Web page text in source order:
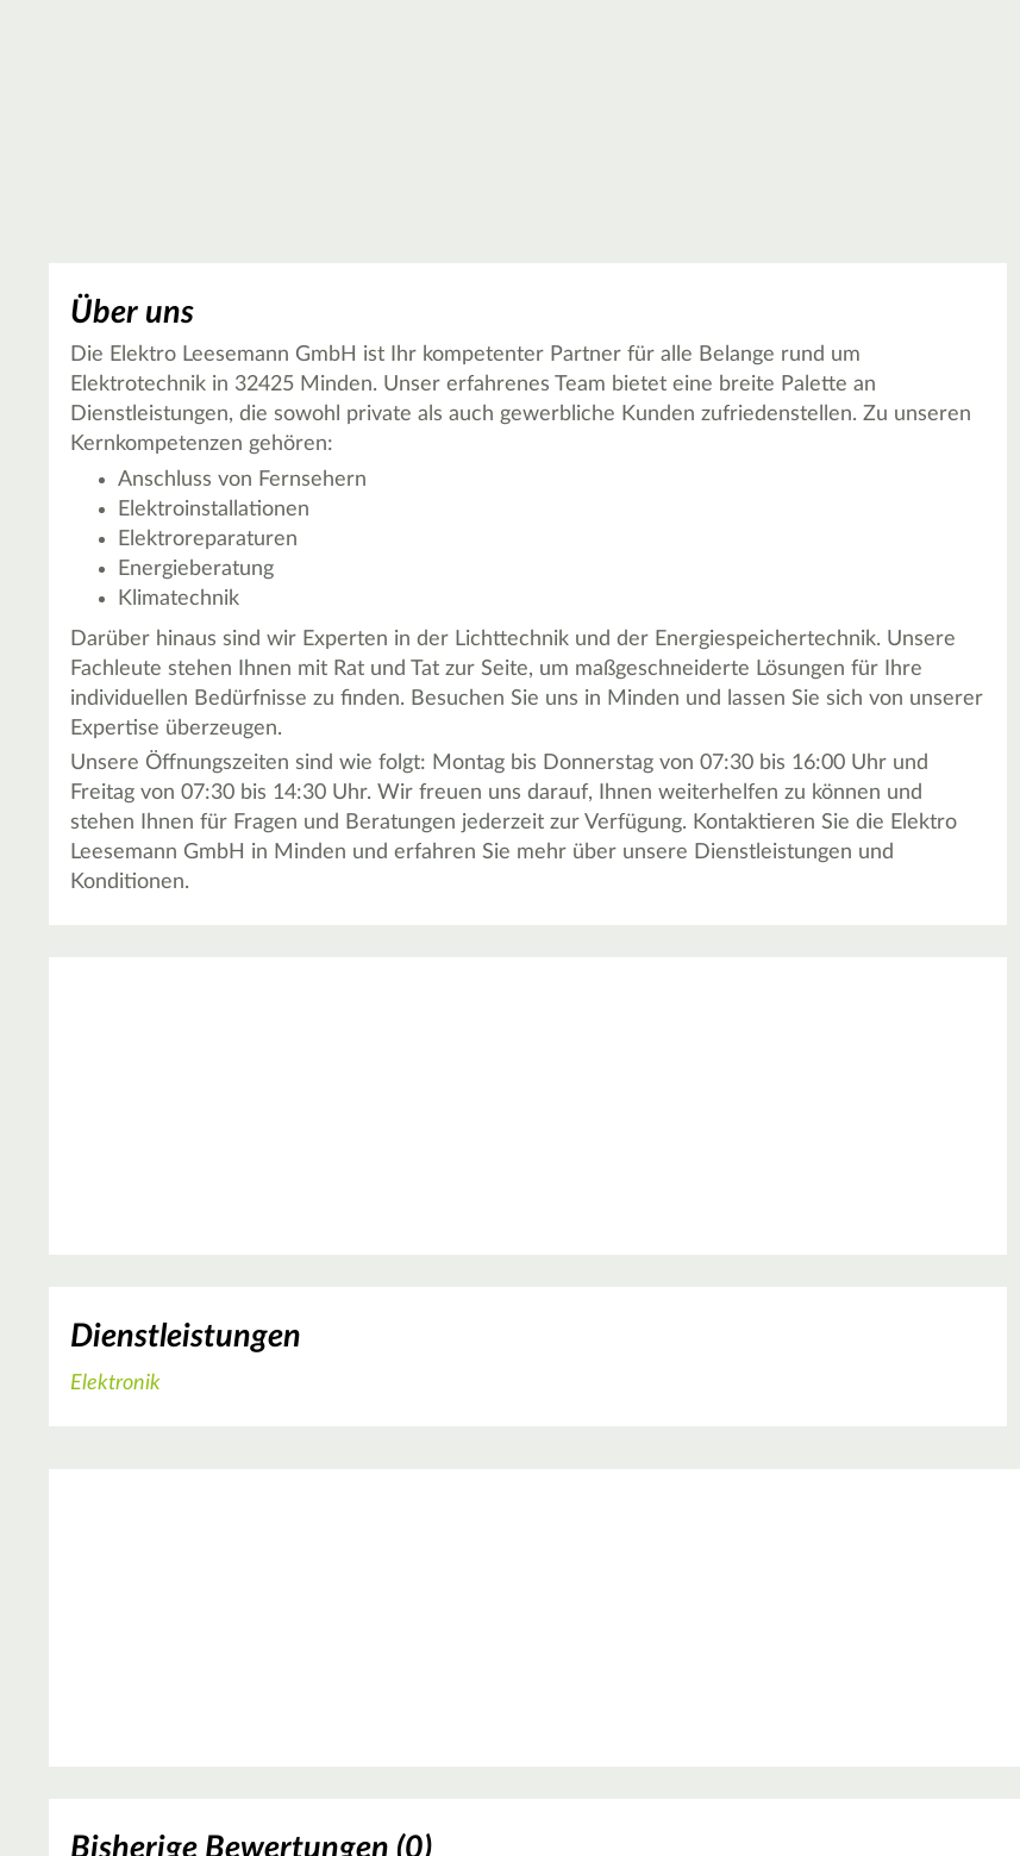
Über uns
Die Elektro Leesemann GmbH ist Ihr kompetenter Partner für alle Belange rund um
Elektrotechnik in 32425 Minden. Unser erfahrenes Team bietet eine breite Palette an
Dienstleistungen, die sowohl private als auch gewerbliche Kunden zufriedenstellen. Zu unseren
Kernkompetenzen gehören:
Anschluss von Fernsehern
Elektroinstallationen
Elektroreparaturen
Energieberatung
Klimatechnik
Darüber hinaus sind wir Experten in der Lichttechnik und der Energiespeichertechnik. Unsere
Fachleute stehen Ihnen mit Rat und Tat zur Seite, um maßgeschneiderte Lösungen für Ihre
individuellen Bedürfnisse zu finden. Besuchen Sie uns in Minden und lassen Sie sich von unserer
Expertise überzeugen.
Unsere Öffnungszeiten sind wie folgt: Montag bis Donnerstag von 07:30 bis 16:00 Uhr und
Freitag von 07:30 bis 14:30 Uhr. Wir freuen uns darauf, Ihnen weiterhelfen zu können und
stehen Ihnen für Fragen und Beratungen jederzeit zur Verfügung. Kontaktieren Sie die Elektro
Leesemann GmbH in Minden und erfahren Sie mehr über unsere Dienstleistungen und
Konditionen.
Dienstleistungen
Elektronik
Bisherige Bewertungen (0)